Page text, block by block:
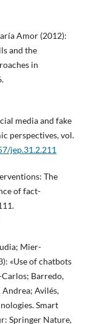
Amor (2012):
and the
in
media and fake
perspectives, vol.
jep.31.2.211
The
of fact-
Mier-
«Use of chatbots
Carlos; Barredo,
Avilés,
Smart
Springer Nature,